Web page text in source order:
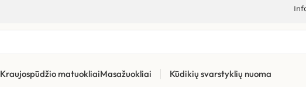
Kraujospūdžio matuokliaiMasažuokliai Kūdikių svarstyklių nuoma
Daugiafunkcinis elektrostimuliatorius I-TECH T-